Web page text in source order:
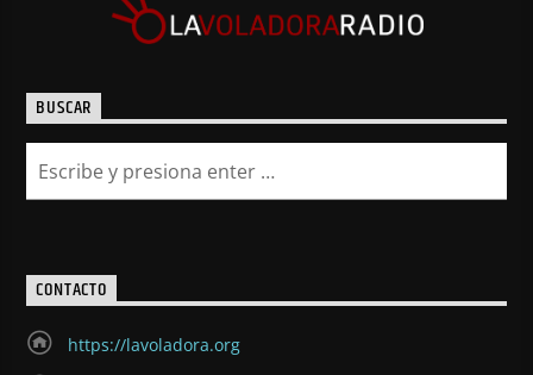
BUSCAR
CONTACTO
https://lavoladora.org